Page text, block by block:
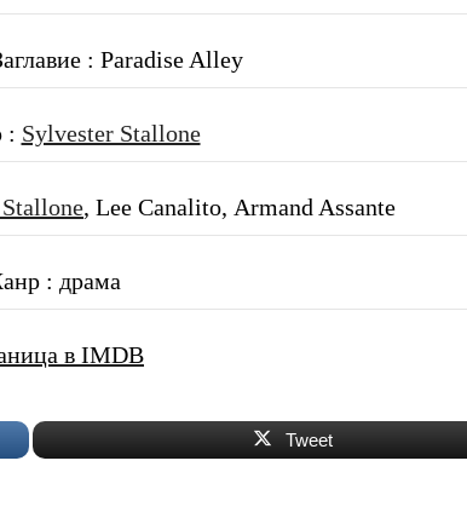
: Paradise Alley
: Sylvester Stallone
, Lee Canalito, Armand Assante
: драма
в IMDB
Tweet